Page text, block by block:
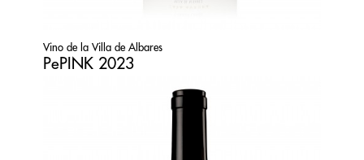
Vino de la Villa de Albares
PePINK 2023